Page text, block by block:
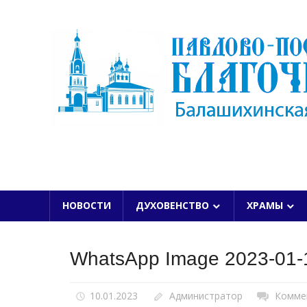
НОВОСТИ ДУХОВЕНСТВО ХРАМЫ
WhatsApp Image 2023-
10.01.2023 Администратор